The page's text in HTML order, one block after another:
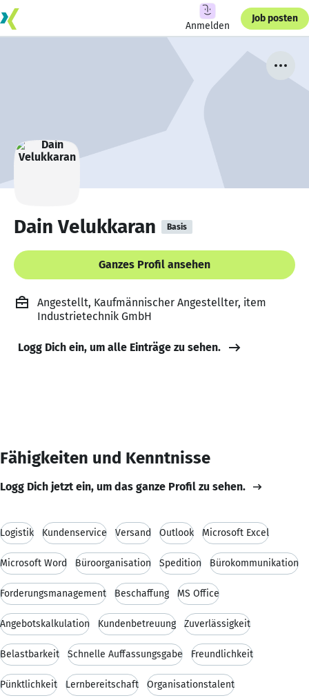
Anmelden
Job posten
Dain Velukkaran Basis
Ganzes Profil ansehen
Angestellt, Kaufmännischer Angestellter, item
Industrietechnik GmbH
Logg Dich ein, um alle Einträge zu sehen.
Fähigkeiten und Kenntnisse
Logg Dich jetzt ein, um das ganze Profil zu sehen.
Logistik Kundenservice Versand Outlook Microsoft Excel
Microsoft Word Büroorganisation Spedition Bürokommunikation
Forderungsmanagement Beschaffung MS Office
Angebotskalkulation Kundenbetreuung Zuverlässigkeit
Belastbarkeit Schnelle Auffassungsgabe Freundlichkeit
Pünktlichkeit Lernbereitschaft Organisationstalent